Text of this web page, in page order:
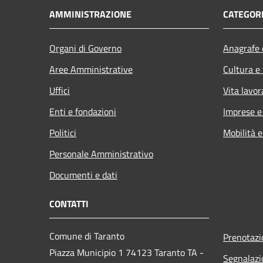
AMMINISTRAZIONE
Organi di Governo
Aree Amministrative
Uffici
Enti e fondazioni
Politici
Personale Amministrativo
Documenti e dati
Cultura
Vita
Imprese
Mobilità
CONTATTI
Comune di Taranto
Piazza Municipio 1 74123 Taranto TA -